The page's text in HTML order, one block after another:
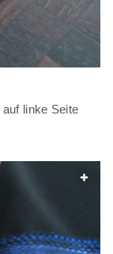
linke Seite